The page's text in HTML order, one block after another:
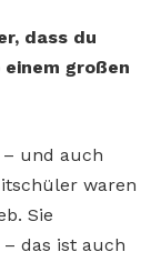
dass du
großen
und auch
waren
Sie
das ist auch